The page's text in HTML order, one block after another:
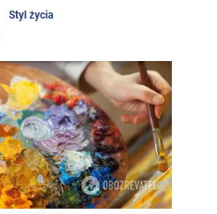
Styl życia